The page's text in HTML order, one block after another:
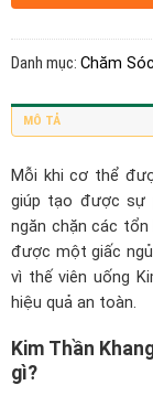
Danh mục: Chăm
MÔ TẢ
Mỗi khi cơ thể
giúp tạo được sự
ngăn chặn các
được một giấc
vì thế viên uống
hiệu quả an toàn.
Kim Thần
gì?